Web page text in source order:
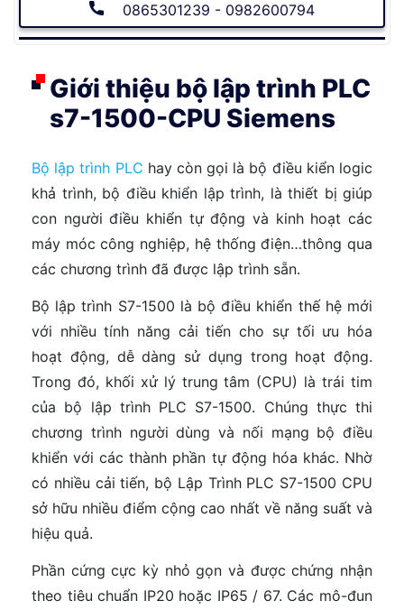
0865301239 - 0982600794
Giới thiệu bộ lập trình PLC
s7-1500-CPU Siemens
Bộ lập trình PLC hay còn gọi là bộ điều kiển logic
khả trình, bộ điều khiển lập trình, là thiết bị giúp
con người điều khiển tự động và kinh hoạt các
máy móc công nghiệp, hệ thống điện…thông qua
các chương trình đã được lập trình sẵn.
Bộ lập trình S7-1500 là bộ điều khiển thế hệ mới
với nhiều tính năng cải tiến cho sự tối ưu hóa
hoạt động, dễ dàng sử dụng trong hoạt động.
Trong đó, khối xử lý trung tâm (CPU) là trái tim
của bộ lập trình PLC S7-1500. Chúng thực thi
chương trình người dùng và nối mạng bộ điều
khiển với các thành phần tự động hóa khác. Nhờ
có nhiều cải tiến, bộ Lập Trình PLC S7-1500 CPU
sở hữu nhiều điểm cộng cao nhất về năng suất và
hiệu quả.
Phần cứng cực kỳ nhỏ gọn và được chứng nhận
theo tiêu chuẩn IP20 hoặc IP65 / 67. Các mô-đun